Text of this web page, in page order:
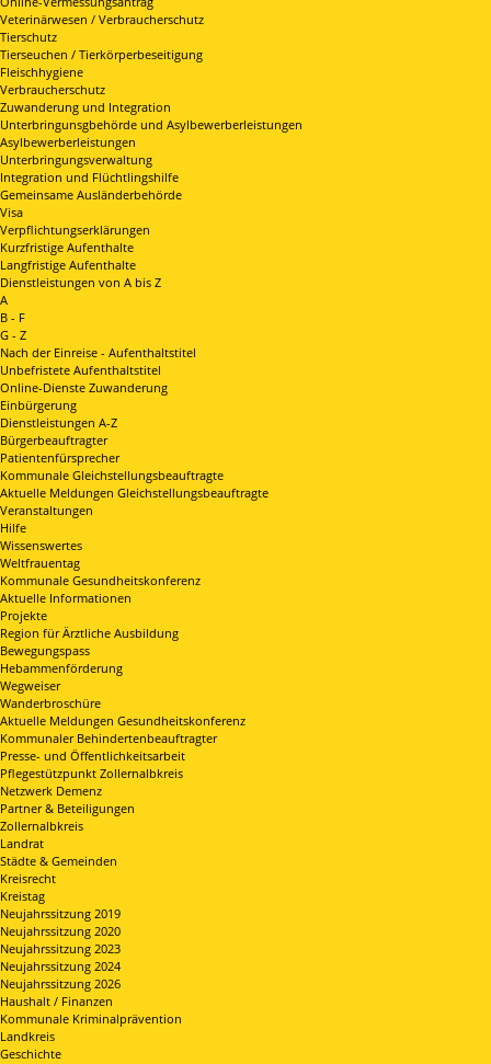
Veterinärwesen / Verbraucherschutz
Tierschutz
Tierseuchen / Tierkörperbeseitigung
Fleischhygiene
Verbraucherschutz
Zuwanderung und Integration
Unterbringunsgbehörde und Asylbewerberleistungen
Asylbewerberleistungen
Unterbringungsverwaltung
Integration und Flüchtlingshilfe
Gemeinsame Ausländerbehörde
Visa
Verpflichtungserklärungen
Kurzfristige Aufenthalte
Langfristige Aufenthalte
Dienstleistungen von A bis Z
A
B - F
G - Z
Nach der Einreise - Aufenthaltstitel
Unbefristete Aufenthaltstitel
Online-Dienste Zuwanderung
Einbürgerung
Dienstleistungen A-Z
Bürgerbeauftragter
Patientenfürsprecher
Kommunale Gleichstellungsbeauftragte
Aktuelle Meldungen Gleichstellungsbeauftragte
Veranstaltungen
Hilfe
Wissenswertes
Weltfrauentag
Kommunale Gesundheitskonferenz
Aktuelle Informationen
Projekte
Region für Ärztliche Ausbildung
Bewegungspass
Hebammenförderung
Wegweiser
Wanderbroschüre
Aktuelle Meldungen Gesundheitskonferenz
Kommunaler Behindertenbeauftragter
Presse- und Öffentlichkeitsarbeit
Pflegestützpunkt Zollernalbkreis
Netzwerk Demenz
Partner & Beteiligungen
Zollernalbkreis
Landrat
Städte & Gemeinden
Kreisrecht
Kreistag
Neujahrssitzung 2019
Neujahrssitzung 2020
Neujahrssitzung 2023
Neujahrssitzung 2024
Neujahrssitzung 2026
Haushalt / Finanzen
Kommunale Kriminalprävention
Landkreis
Geschichte